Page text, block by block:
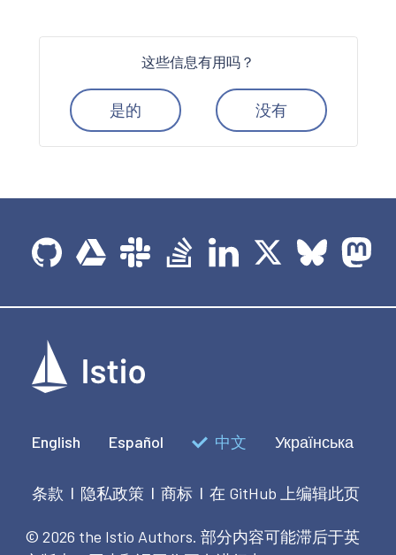
这些信息有用吗？
是的 没有
English Español 中文 Українська
条款 | 隐私政策 | 商标 | 在 GitHub 上编辑此页
© 2026 the Istio Authors. 部分内容可能滞后于英